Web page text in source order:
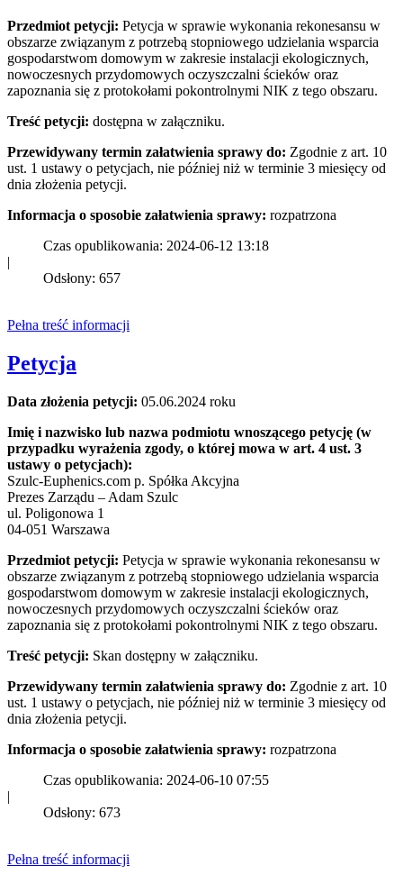
Przedmiot petycji: Petycja w sprawie wykonania rekonesansu w
obszarze związanym z potrzebą stopniowego udzielania wsparcia
gospodarstwom domowym w zakresie instalacji ekologicznych,
nowoczesnych przydomowych oczyszczalni ścieków oraz
zapoznania się z protokołami pokontrolnymi NIK z tego obszaru.
Treść petycji: dostępna w załączniku.
Przewidywany termin załatwienia sprawy do: Zgodnie z art. 10
ust. 1 ustawy o petycjach, nie później niż w terminie 3 miesięcy od
dnia złożenia petycji.
Informacja o sposobie załatwienia sprawy: rozpatrzona
Czas opublikowania: 2024-06-12 13:18
|
Odsłony: 657
Pełna treść informacji
Petycja
Data złożenia petycji: 05.06.2024 roku
Imię i nazwisko lub nazwa podmiotu wnoszącego petycję (w
przypadku wyrażenia zgody, o której mowa w art. 4 ust. 3
ustawy o petycjach):
Szulc-Euphenics.com p. Spółka Akcyjna
Prezes Zarządu – Adam Szulc
ul. Poligonowa 1
04-051 Warszawa
Przedmiot petycji: Petycja w sprawie wykonania rekonesansu w
obszarze związanym z potrzebą stopniowego udzielania wsparcia
gospodarstwom domowym w zakresie instalacji ekologicznych,
nowoczesnych przydomowych oczyszczalni ścieków oraz
zapoznania się z protokołami pokontrolnymi NIK z tego obszaru.
Treść petycji: Skan dostępny w załączniku.
Przewidywany termin załatwienia sprawy do: Zgodnie z art. 10
ust. 1 ustawy o petycjach, nie później niż w terminie 3 miesięcy od
dnia złożenia petycji.
Informacja o sposobie załatwienia sprawy: rozpatrzona
Czas opublikowania: 2024-06-10 07:55
|
Odsłony: 673
Pełna treść informacji